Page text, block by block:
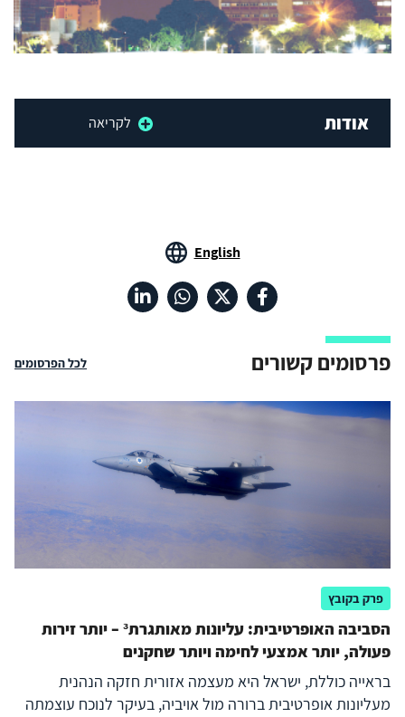
אודות לקריאה
English
פרסומים קשורים לכל הפרסומים
פרק בקובץ
הסביבה האופרטיבית: עליונות מאותגרת³ – יותר זירות
פעולה, יותר אמצעי לחימה ויותר שחקנים
בראייה כוללת, ישראל היא מעצמה אזורית חזקה הנהנית
מעליונות אופרטיבית ברורה מול אויביה, בעיקר לנוכח עוצמתה